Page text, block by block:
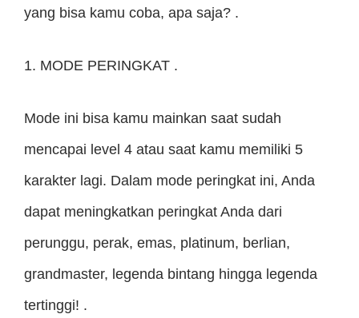
yang bisa kamu coba, apa saja? .
1. MODE PERINGKAT .
Mode ini bisa kamu mainkan saat sudah
mencapai level 4 atau saat kamu memiliki 5
karakter lagi. Dalam mode peringkat ini, Anda
dapat meningkatkan peringkat Anda dari
perunggu, perak, emas, platinum, berlian,
grandmaster, legenda bintang hingga legenda
tertinggi! .